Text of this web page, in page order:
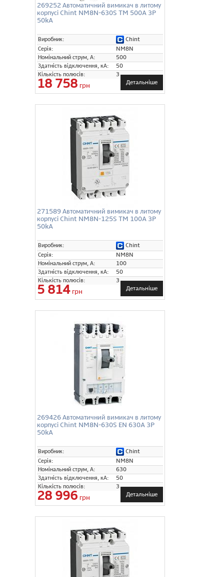
269252 Автоматичний вимикач в литому
корпусі Chint NM8N-630S TM 500A 3P
50kA
Виробник:
Chint
Серія:
NM8N
Номінальний струм, А:
500
Здатність відключення, кА:
50
Кількість полюсів:
3
18 758 грн Детальніше
271589 Автоматичний вимикач в литому
корпусі Chint NM8N-125S TM 100A 3P
50kA
Виробник:
Chint
Серія:
NM8N
Номінальний струм, А:
100
Здатність відключення, кА:
50
Кількість полюсів:
3
5 814грн Детальніше
269426 Автоматичний вимикач в литому
корпусі Chint NM8N-630S EN 630A 3P
50kA
Виробник:
Chint
Серія:
NM8N
Номінальний струм, А:
630
Здатність відключення, кА:
50
Кількість полюсів:
3
28 996 грн Детальніше